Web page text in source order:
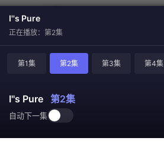
I''s Pure
正在播放：第2集
第1集 第2集 第3集 第4集
I''s Pure 第2集
自动下一集